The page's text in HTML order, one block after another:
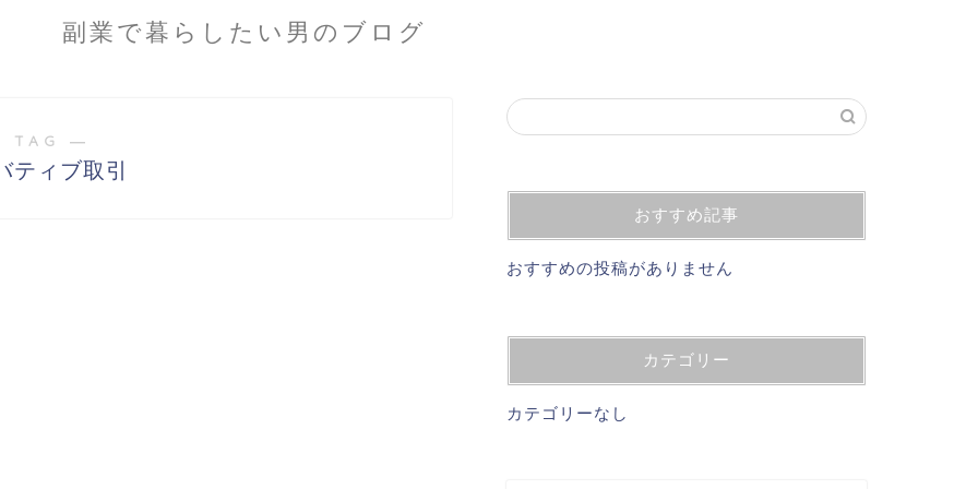
副業で暮らしたい男のブログ
TAG ―
ティブ取引
おすすめ記事
おすすめの投稿がありません
カテゴリー
カテゴリーなし